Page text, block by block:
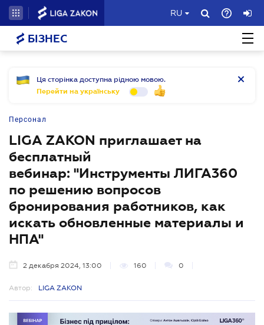
RU
БІЗНЕС
Ця сторінка доступна рідною мовою.
Перейти на українську
Персонал
LIGA ZAKON приглашает на
бесплатный
вебинар: "Инструменты ЛИГА360
по решению вопросов
бронирования работников, как
искать обновленные материалы и
НПА"
2 декабря 2024, 13:00 160 0
Автор: LIGA ZAKON